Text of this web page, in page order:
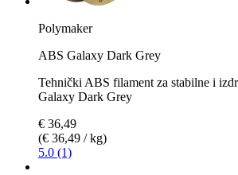
Polymaker
ABS Galaxy Dark Grey
Tehnički ABS filament za stabilne i
Galaxy Dark Grey
€ 36,49
(€ 36,49 / kg)
5.0 (1)